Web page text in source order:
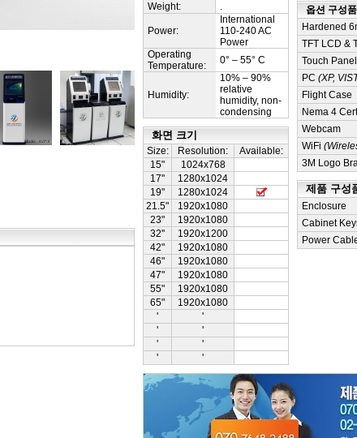
Weight:
.
Power:
International
110-240 AC
Power
Operating
Temperature:
0° – 55° C
Humidity:
10% – 90%
relative
humidity, non-
condensing
화면 크기
Size: Resolution:
Available:
15"
1024x768
17"
1280x1024
19"
1280x1024
21.5"
1920x1080
23"
1920x1080
32"
1920x1200
42"
1920x1080
46"
1920x1080
47"
1920x1080
55"
1920x1080
65"
1920x1080
'
'
'
'
'
'
'
'
옵션 구성품
Hardened
TFT LCD &
Touch Panel
PC (XP,
Flight Case
Nema 4
Webcam
WiFi
3M Logo
제품 구성
Enclosure
Cabinet
Power